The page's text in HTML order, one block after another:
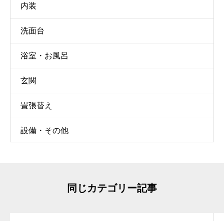
内装
洗面台
浴室・お風呂
玄関
畳張替え
設備・その他
同じカテゴリー記事